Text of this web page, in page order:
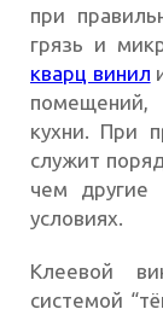
при
грязь и
кварц винил
кухни. При
служит
чем другие
условиях.
Клеевой
системой